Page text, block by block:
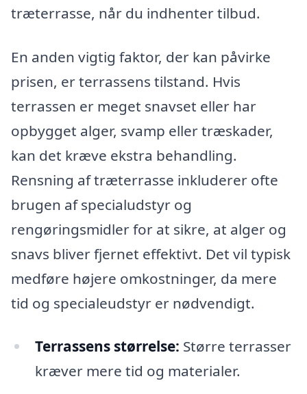
træterrasse, når du indhenter tilbud.
En anden vigtig faktor, der kan påvirke
prisen, er terrassens tilstand. Hvis
terrassen er meget snavset eller har
opbygget alger, svamp eller træskader,
kan det kræve ekstra behandling.
Rensning af træterrasse inkluderer ofte
brugen af specialudstyr og
rengøringsmidler for at sikre, at alger og
snavs bliver fjernet effektivt. Det vil typisk
medføre højere omkostninger, da mere
tid og specialeudstyr er nødvendigt.
Terrassens størrelse: Større terrasser
kræver mere tid og materialer.